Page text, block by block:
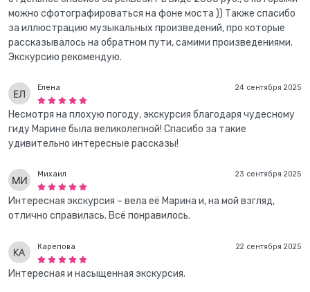
можно сфотографироваться на фоне моста )) Также спасибо
за иллюстрацию музыкальных произведений, про которые
рассказывалось на обратном пути, самими произведениями.
Экскурсию рекомендую.
24 сентября 2025
Елена
Несмотря на плохую погоду, экскурсия благодаря чудесному
гиду Марине была великолепной! Спасибо за такие
удивительно интересные рассказы!
23 сентября 2025
Михаил
Интересная экскурсия – вела её Марина и, на мой взгляд,
отлично справилась. Всё понравилось.
22 сентября 2025
Карепова
Интересная и насыщенная экскурсия.